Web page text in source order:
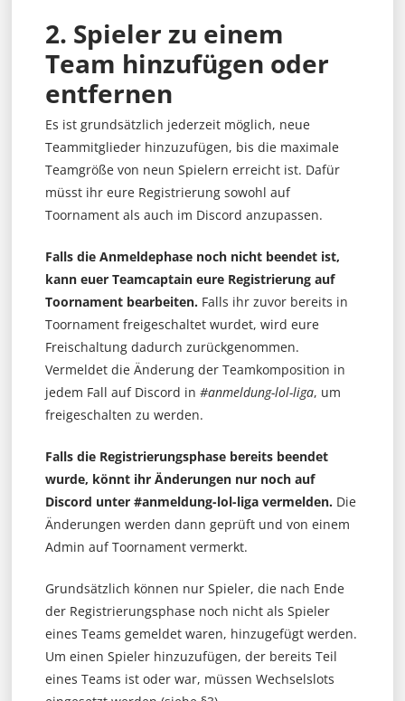
2. Spieler zu einem
Team hinzufügen oder
entfernen
Es ist grundsätzlich jederzeit möglich, neue
Teammitglieder hinzuzufügen, bis die maximale
Teamgröße von neun Spielern erreicht ist. Dafür
müsst ihr eure Registrierung sowohl auf
Toornament als auch im Discord anzupassen.
Falls die Anmeldephase noch nicht beendet ist,
kann euer Teamcaptain eure Registrierung auf
Toornament bearbeiten.Falls ihr zuvor bereits in
Toornament freigeschaltet wurdet, wird eure
Freischaltung dadurch zurückgenommen.
Vermeldet die Änderung der Teamkomposition in
jedem Fall auf Discord in #anmeldung-lol-liga, um
freigeschalten zu werden.
Falls die Registrierungsphase bereits beendet
wurde, könnt ihr Änderungen nur noch auf
Discord unter #anmeldung-lol-liga vermelden.Die
Änderungen werden dann geprüft und von einem
Admin auf Toornament vermerkt.
Grundsätzlich können nur Spieler, die nach Ende
der Registrierungsphase noch nicht als Spieler
eines Teams gemeldet waren, hinzugefügt werden.
Um einen Spieler hinzuzufügen, der bereits Teil
eines Teams ist oder war, müssen Wechselslots